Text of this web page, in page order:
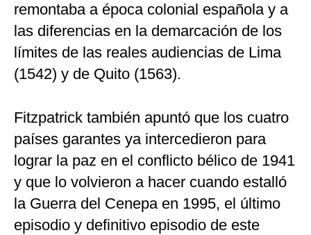
remontaba a época colonial española y a
las diferencias en la demarcación de los
límites de las reales audiencias de Lima
(1542) y de Quito (1563).
Fitzpatrick también apuntó que los cuatro
países garantes ya intercedieron para
lograr la paz en el conflicto bélico de 1941
y que lo volvieron a hacer cuando estalló
la Guerra del Cenepa en 1995, el último
episodio y definitivo episodio de este